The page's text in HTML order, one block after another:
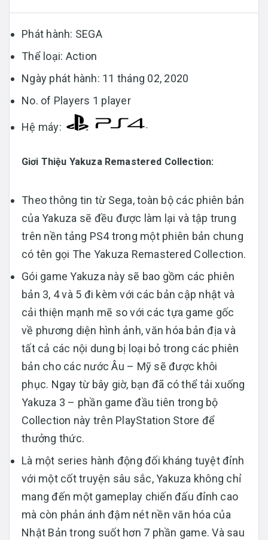
Phát hành: SEGA
Thể loại: Action
Ngày phát hành: 11 tháng 02, 2020
No. of Players 1 player
Hệ máy:
Giơi Thiệu Yakuza Remastered Collection:
Theo thông tin từ Sega, toàn bộ các phiên bản
của Yakuza sẽ đều được làm lại và tập trung
trên nền tảng PS4 trong một phiên bản chung
có tên gọi The Yakuza Remastered Collection.
Gói game Yakuza này sẽ bao gồm các phiên
bản 3, 4 và 5 đi kèm với các bản cập nhật và
cải thiện mạnh mẽ so với các tựa game gốc
về phương diện hình ảnh, văn hóa bản địa và
tất cả các nội dung bị loại bỏ trong các phiên
bản cho các nước Âu – Mỹ sẽ được khôi
phục. Ngay từ bây giờ, bạn đã có thể tải xuống
Yakuza 3 – phần game đầu tiên trong bộ
Collection này trên PlayStation Store để
thưởng thức.
Là một series hành động đối kháng tuyệt đỉnh
với một cốt truyện sâu sắc, Yakuza không chỉ
mang đến một gameplay chiến đấu đỉnh cao
mà còn phản ánh đậm nét nền văn hóa của
Nhật Bản trong suốt hơn 7 phần game. Và sau